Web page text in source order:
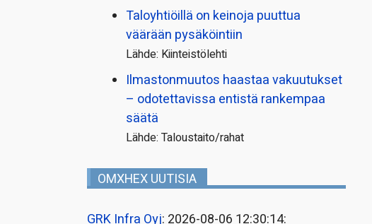
Taloyhtiöillä on keinoja puuttua
väärään pysäköintiin
Lähde: Kiinteistölehti
Ilmastonmuutos haastaa vakuutukset
– odotettavissa entistä rankempaa
säätä
Lähde: Taloustaito/rahat
OMXHEX UUTISIA
GRK Infra Oyj: 2026-08-06 12:30:14: